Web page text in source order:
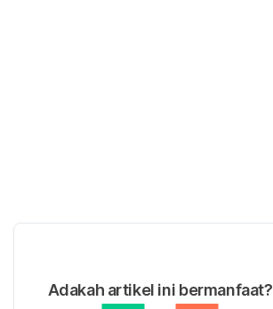
Adakah artikel ini bermanfaat?